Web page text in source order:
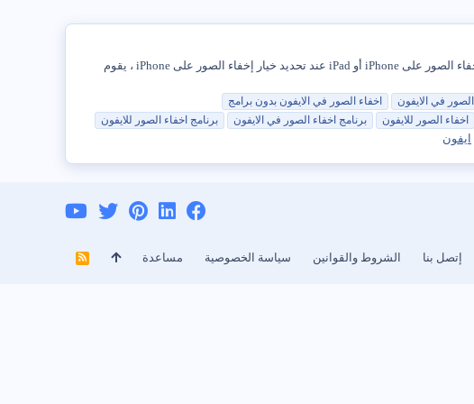
إذا كنت لا تريد أن يرى الآخرون صورًا شخصية معينة على iPhone ، فيمكنك العثور أدناه على خطوات إخفاء الصور على iPhone. إخفاء الصور على iPhone أو iPad عند تحديد خيار إخفاء الصور على iPhone ، يقوم
الصور في الايفون اخفاء الصور في الايفون بدون برامج
اخفاء الصور للايفون برنامج اخفاء الصور في الايفون برنامج اخفاء الصور للايفون
ايفون
إتصل بنا الشروط والقوانين سياسة الخصوصية مساعدة
R